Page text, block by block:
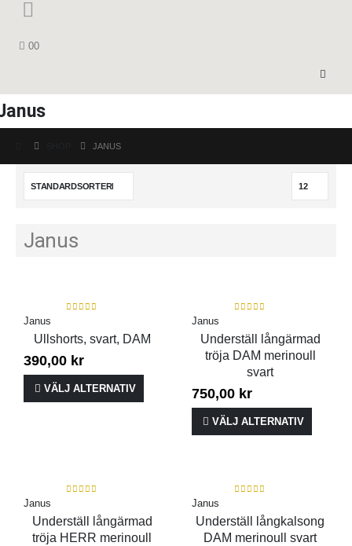
00
JANUS
Janus
Janus
Ullshorts, svart, DAM
390,00 kr
VÄLJ ALTERNATIV
Janus
Underställ långärmad
tröja DAM merinoull
svart
750,00 kr
VÄLJ ALTERNATIV
Janus
Underställ långärmad
tröja HERR merinoull
Janus
Underställ långkalsong
DAM merinoull svart